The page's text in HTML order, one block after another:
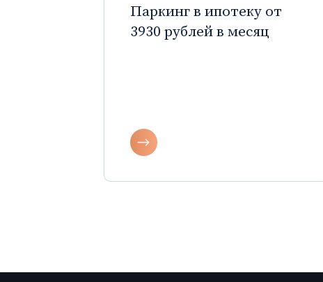
Паркинг в ипотеку от
3930 рублей в месяц